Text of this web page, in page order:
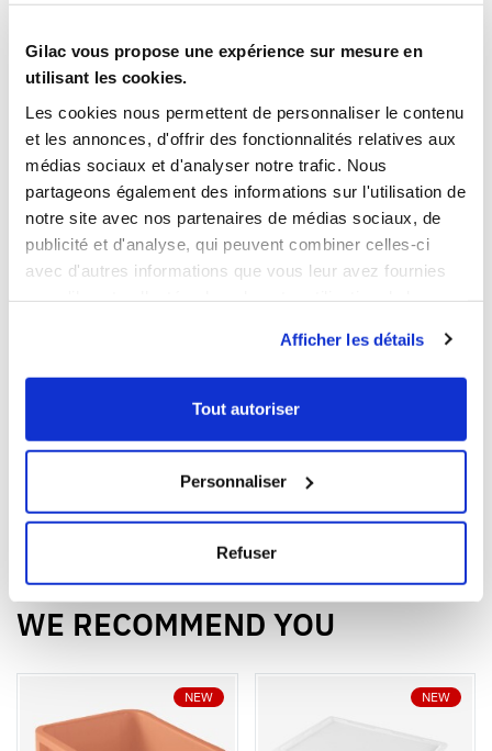
Gilac vous propose une expérience sur mesure en
utilisant les cookies.
Les cookies nous permettent de personnaliser le contenu
et les annonces, d'offrir des fonctionnalités relatives aux
médias sociaux et d'analyser notre trafic. Nous
partageons également des informations sur l'utilisation de
notre site avec nos partenaires de médias sociaux, de
publicité et d'analyse, qui peuvent combiner celles-ci
avec d'autres informations que vous leur avez fournies
Afficher les détails
Tout autoriser
Personnaliser
Refuser
BROWSE/DOWNLOAD THE PRODUCT SHEET
Our products meet the French and European applicable
standards. This Gilac food contact compliance certificate
is written in French.
YOU WILL LIKE ALSO
Ouvrir
1
Add to cart
Fermer
€6.09 HT
Ouvrir
fibre pastry brush
€16.79 HT
WE RECOMMEND YOU
NEW NEW